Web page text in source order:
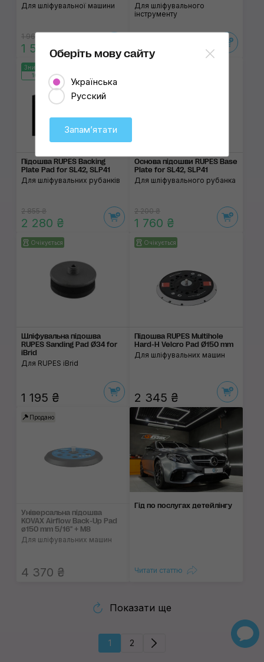
Для шліфувальної машини
1 965 ₴
1 570 ₴
Для шліфувального
інструменту
1 230 ₴
Знижка 20%
160:14:37
Підошва RUPES Backing
Plate Pad for SL42, SLP41
Для шліфувальних рубанків
2 855 ₴
2 280 ₴
Основа підошви RUPES Base
Plate for SL42, SLP41
Для шліфувального рубанка
2 200 ₴
1 760 ₴
Очікується
Шліфувальна підошва
RUPES Sanding Pad Ø34 for
iBrid
Для RUPES iBrid
1 195 ₴
Очікується
Підошва RUPES Multihole
Hard-H Velcro Pad Ø150 mm
Для шліфувальних машин
2 345 ₴
Продано
Універсальна підошва
KOVAX Airflow Back-Up Pad
ø150 mm 5/16" + M8
Для шліфувальних машин
4 370 ₴
Гід по послугах детейлінгу
Читати статтю
Показати ще
1 2
Оберіть мову сайту
Українська
Русский
Запамʼятати